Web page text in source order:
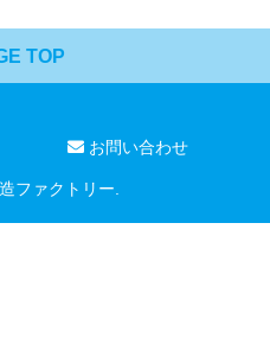
TOP
お問い合わせ
ファクトリー.